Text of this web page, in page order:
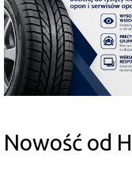
Nowość od